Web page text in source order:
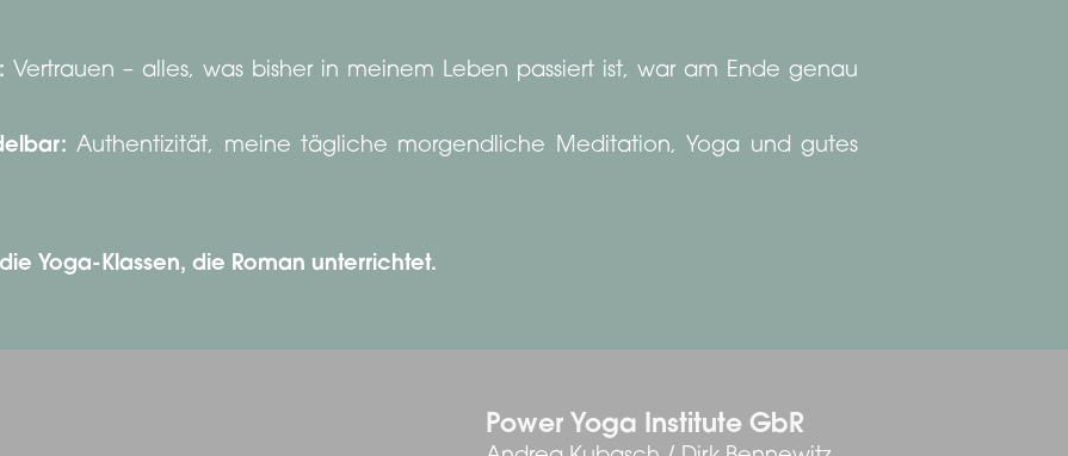
Vertrauen – alles, was bisher in meinem Leben passiert ist, war am Ende genau
Authentizität, meine tägliche morgendliche Meditation, Yoga und gutes
Yoga-Klassen, die Roman unterrichtet.
Power Yoga Institute GbR